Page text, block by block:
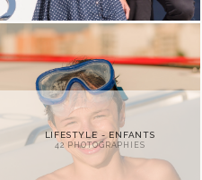
LIFESTYLE - ENFANTS
42 PHOTOGRAPHIES